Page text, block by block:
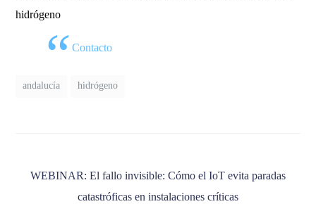
hidrógeno
Contacto
andalucía hidrógeno
WEBINAR: El fallo invisible: Cómo el IoT evita paradas
catastróficas en instalaciones críticas